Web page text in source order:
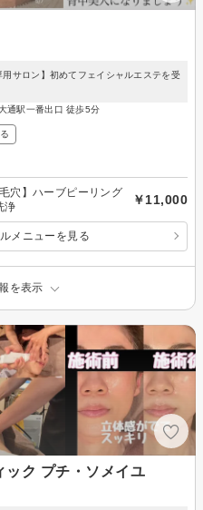
サロン】初めてフェイシャルエステを受
通駅一番出口 徒歩5分
穴】ハーブピーリング
浄
￥11,000
メニューを見る
を表示
ック プチ・ソメイユ